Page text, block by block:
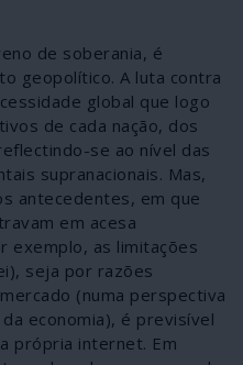
de soberania, é
geopolítico. A luta contra
global que logo
de cada nação, dos
se ao nível das
supranacionais. Mas,
antecedentes, em que
em acesa
exemplo, as limitações
seja por razões
(numa perspectiva
economia), é previsível
própria internet. Em